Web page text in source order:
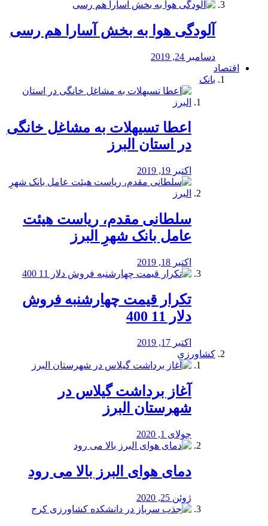
آلودگی هوا به بخش آسارا هم رسی
دسامبر 24, 2019
اقتصاد
بانک
️اعطا تسیهلات به مشاغل خانگی
در استان البرز
اکتبر 19, 2019
سلطانی مقدم، ریاست هیئت
عامل بانک شهرِ البرز
اکتبر 18, 2019
تکرار قیمت چهارشنبه فروش
دلار 11 400
اکتبر 17, 2019
کشاورزی
آغاز برداشت گیلاس در
شهرستان البرز
جولای 1, 2020
دمای هوای البرز بالا می رود
ژوئن 25, 2020